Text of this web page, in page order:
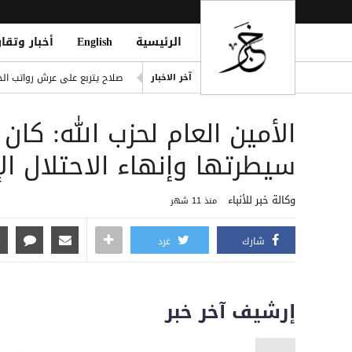
الرئيسية English أخبار
آخر الاخبار
صلاح يتربع على عرش رواتب
ديوماندي يكتب التاريخ:
Houthi Attack on Marib Camp
انفراد| مصادر تكشف مشاركة
الأمين العام لحزب الله:
سيطرتها وإنهاء الاحتلال
وكالة خبر للأنباء منذ 11 شهر
شارك غرد
إرشيف آخر خبر